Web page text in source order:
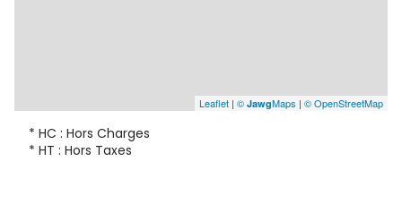
Leaflet | © JawgMaps | © OpenStreetMap
* HC : Hors Charges
* HT : Hors Taxes